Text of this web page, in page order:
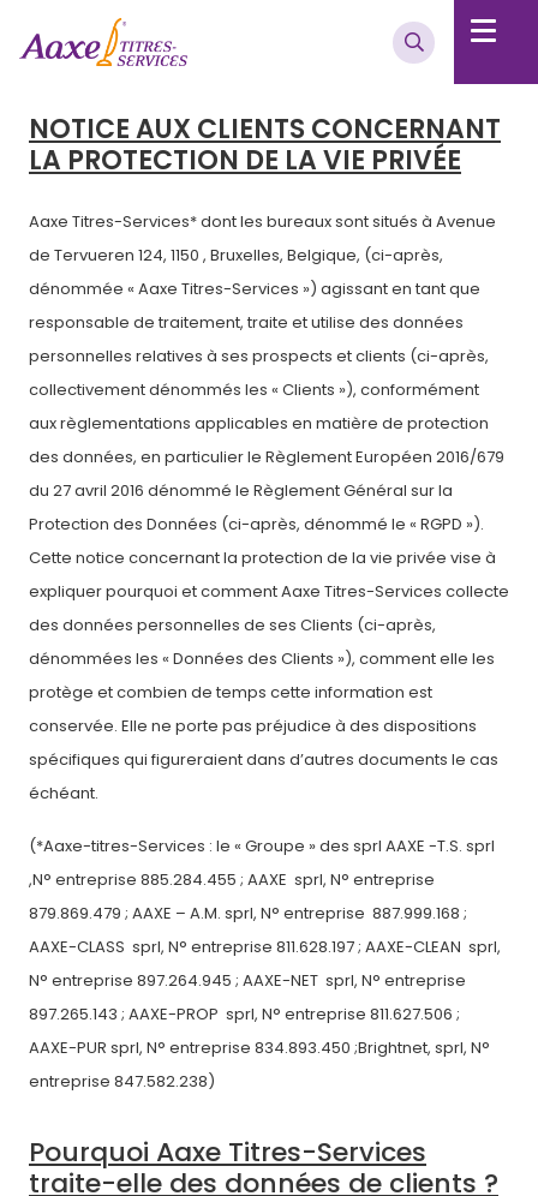
NOTICE AUX CLIENTS CONCERNANT
LA PROTECTION DE LA VIE PRIVÉE
Aaxe Titres-Services* dont les bureaux sont situés à Avenue
de Tervueren 124, 1150 , Bruxelles, Belgique, (ci-après,
dénommée « Aaxe Titres-Services ») agissant en tant que
responsable de traitement, traite et utilise des données
personnelles relatives à ses prospects et clients (ci-après,
collectivement dénommés les « Clients »), conformément
aux règlementations applicables en matière de protection
des données, en particulier le Règlement Européen 2016/679
du 27 avril 2016 dénommé le Règlement Général sur la
Protection des Données (ci-après, dénommé le « RGPD »).
Cette notice concernant la protection de la vie privée vise à
expliquer pourquoi et comment Aaxe Titres-Services collecte
des données personnelles de ses Clients (ci-après,
dénommées les « Données des Clients »), comment elle les
protège et combien de temps cette information est
conservée. Elle ne porte pas préjudice à des dispositions
spécifiques qui figureraient dans d’autres documents le cas
échéant.
(*Aaxe-titres-Services : le « Groupe » des sprl AAXE -T.S. sprl
,N° entreprise 885.284.455 ; AAXE sprl, N° entreprise
879.869.479 ; AAXE – A.M. sprl, N° entreprise 887.999.168 ;
AAXE-CLASS sprl, N° entreprise 811.628.197 ; AAXE-CLEAN sprl,
N° entreprise 897.264.945 ; AAXE-NET sprl, N° entreprise
897.265.143 ; AAXE-PROP sprl, N° entreprise 811.627.506 ;
AAXE-PUR sprl, N° entreprise 834.893.450 ;Brightnet, sprl, N°
entreprise 847.582.238)
Pourquoi Aaxe Titres-Services
traite-elle des données de clients ?